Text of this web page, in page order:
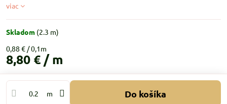
viac
Skladom (2.3 m)
0,88 €
8,80 € / m
m Do košíka